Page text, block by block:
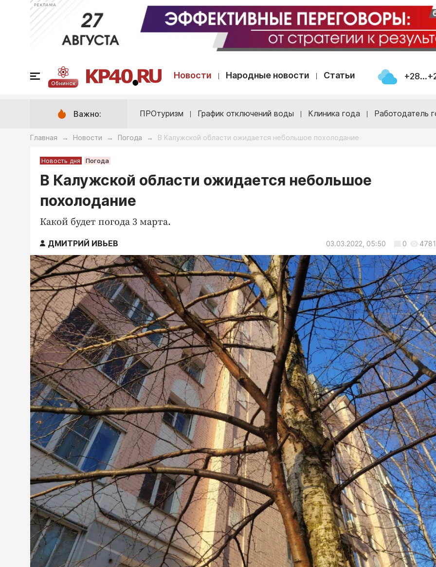
РЕКЛАМА
Обнинск
Новости Народные новости Статьи
Важно: ПРОтуризм График отключений воды Клиника года Работодатель
Главная → Новости → Погода → В Калужской области ожидается небольшое похолодание
Новость дня Погода
В Калужской области ожидается небольшое
похолодание
Какой будет погода 3 марта.
ДМИТРИЙ ИВЬЕВ 03.03.2022, 05:50 0 4781